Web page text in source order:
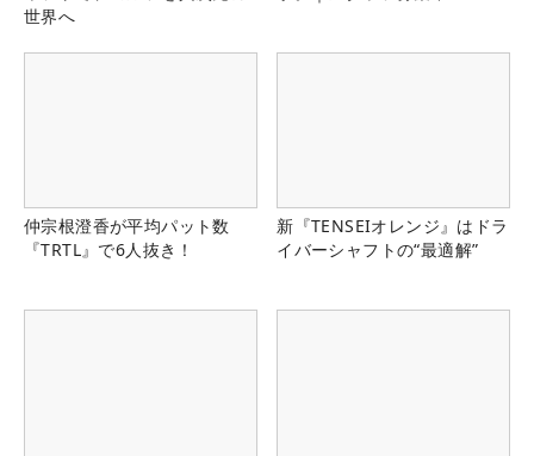
世界へ
仲宗根澄香が平均パット数
『TRTL』で6人抜き！
新『TENSEIオレンジ』はドラ
イバーシャフトの“最適解”